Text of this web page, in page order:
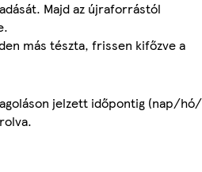
Majd az újraforrástól
más tészta, frissen kifőzve a
jelzett időpontig (nap/hó/